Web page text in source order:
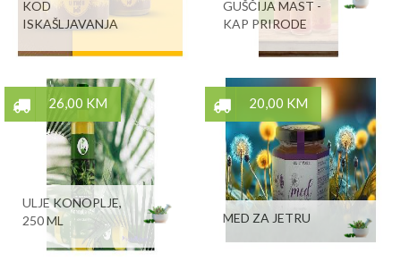
KOD
ISKAŠLJAVANJA
GUŠČIJA MAST -
KAP PRIRODE
26,00 KM
ULJE KONOPLJE,
250 ML
20,00 KM
MED ZA JETRU